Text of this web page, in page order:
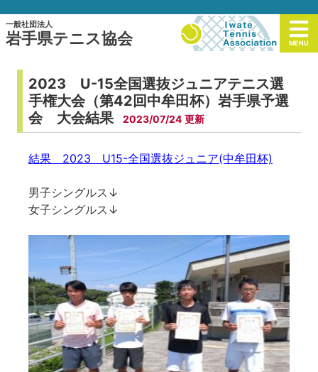
一般社団法人
岩手県テニス協会 MENU
2023 U-15全国選抜ジュニアテニス選
手権大会（第42回中牟田杯）岩手県予選
会 大会結果
2023/07/24
結果 2023 U15-全国選抜ジュニア(中牟田杯)
男子シングルス↓
女子シングルス↓